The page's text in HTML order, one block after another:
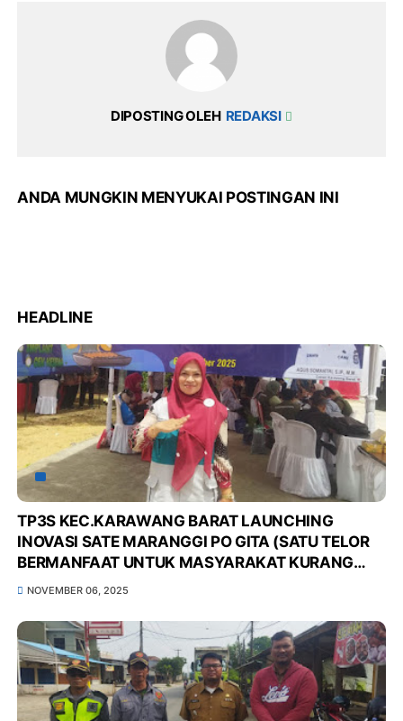
DIPOSTING OLEH REDAKSI
ANDA MUNGKIN MENYUKAI POSTINGAN INI
HEADLINE
TP3S KEC.KARAWANG BARAT LAUNCHING
INOVASI SATE MARANGGI PO GITA (SATU TELOR
BERMANFAAT UNTUK MASYARAKAT KURANG
GIZI DI POS GIZI KELUARGA KITA), UNTUK
KEC.KARAWANG BARAT*
NOVEMBER 06, 2025